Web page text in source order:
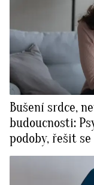
Bušení srdce,
budoucnosti:
podoby, řešit